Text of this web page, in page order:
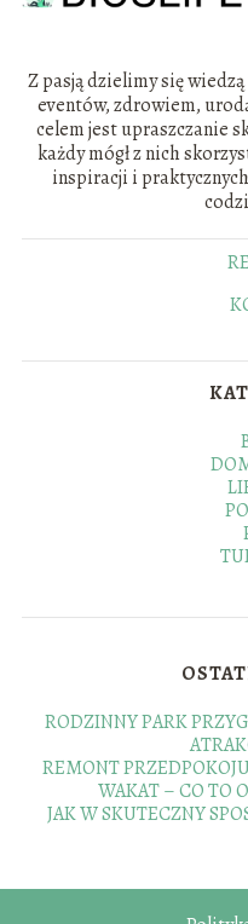
Z pasją dzielimy się
eventów, zdrowiem,
celem jest upraszczanie
każdy mógł z nich
inspiracji i
RODZINNY PARK
REMONT
WAKAT – CO TO
JAK W SKUTECZNY